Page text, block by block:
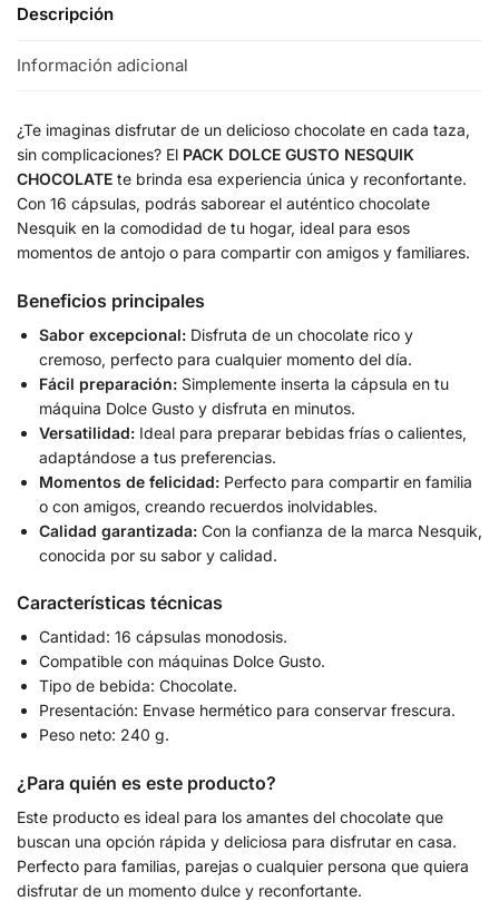
Descripción
Información adicional
¿Te imaginas disfrutar de un delicioso chocolate en cada taza,
sin complicaciones? El PACK DOLCE GUSTO NESQUIK
CHOCOLATE te brinda esa experiencia única y reconfortante.
Con 16 cápsulas, podrás saborear el auténtico chocolate
Nesquik en la comodidad de tu hogar, ideal para esos
momentos de antojo o para compartir con amigos y familiares.
Beneficios principales
Sabor excepcional: Disfruta de un chocolate rico y
cremoso, perfecto para cualquier momento del día.
Fácil preparación: Simplemente inserta la cápsula en tu
máquina Dolce Gusto y disfruta en minutos.
Versatilidad: Ideal para preparar bebidas frías o calientes,
adaptándose a tus preferencias.
Momentos de felicidad: Perfecto para compartir en familia
o con amigos, creando recuerdos inolvidables.
Calidad garantizada: Con la confianza de la marca Nesquik,
conocida por su sabor y calidad.
Características técnicas
Cantidad: 16 cápsulas monodosis.
Compatible con máquinas Dolce Gusto.
Tipo de bebida: Chocolate.
Presentación: Envase hermético para conservar frescura.
Peso neto: 240 g.
¿Para quién es este producto?
Este producto es ideal para los amantes del chocolate que
buscan una opción rápida y deliciosa para disfrutar en casa.
Perfecto para familias, parejas o cualquier persona que quiera
disfrutar de un momento dulce y reconfortante.